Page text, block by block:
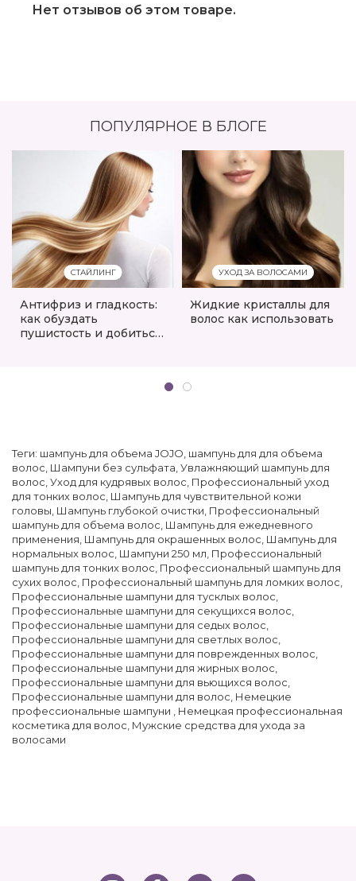
Нет отзывов об этом товаре.
ПОПУЛЯРНОЕ В БЛОГЕ
СТАЙЛИНГ
Антифриз и гладкость:
как обуздать
пушистость и добиться
УХОД ЗА ВОЛОСАМИ
Жидкие кристаллы для
волос как использовать
Теги: шампунь для объема JOJO шампунь для для объема
волос Шампуни без сульфата Увлажняющий шампунь для
волос Уход для кудрявых волос Профессиональный уход
для тонких волос Шампунь для чувствительной кожи
головы Шампунь глубокой очистки Профессиональный
шампунь для объема волос Шампунь для ежедневного
применения Шампунь для окрашенных волос Шампунь для
нормальных волос Шампуни 250 мл Профессиональный
шампунь для тонких волос Профессиональный шампунь для
сухих волос Профессиональный шампунь для ломких волос
Профессиональные шампуни для тусклых волос
Профессиональные шампуни для секущихся волос
Профессиональные шампуни для седых волос
Профессиональные шампуни для светлых волос
Профессиональные шампуни для поврежденных волос
Профессиональные шампуни для жирных волос
Профессиональные шампуни для вьющихся волос
Профессиональные шампуни для волос Немецкие
профессиональные шампуни
Немецкая профессиональная
косметика для волос Мужские средства для ухода за
волосами